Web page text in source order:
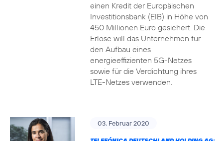
einen Kredit der Europäischen
Investitionsbank (EIB) in Höhe von
450 Millionen Euro gesichert. Die
Erlöse will das Unternehmen für
den Aufbau eines
energieeffizienten 5G-Netzes
sowie für die Verdichtung ihres
LTE-Netzes verwenden.
03. Februar 2020